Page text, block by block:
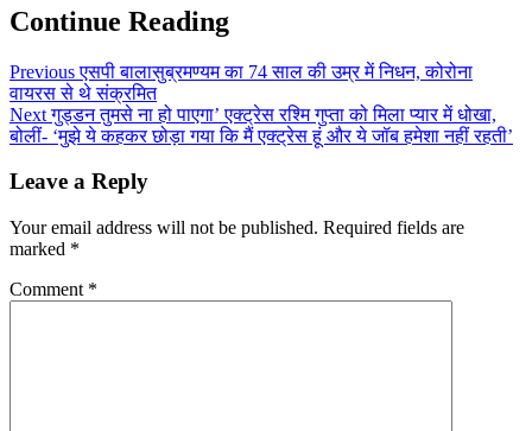
Continue Reading
Previousएसपी बालासुब्रमण्यम का 74 साल की उम्र में निधन, कोरोना
वायरस से थे संक्रमित
Nextगुड्डन तुमसे ना हो पाएगा’ एक्ट्रेस रश्मि गुप्ता को मिला प्यार में धोखा,
बोलीं- ‘मुझे ये कहकर छोड़ा गया कि मैं एक्ट्रेस हूं और ये जॉब हमेशा नहीं रहती’
Leave a Reply
Your email address will not be published. Required fields are
marked *
Comment *